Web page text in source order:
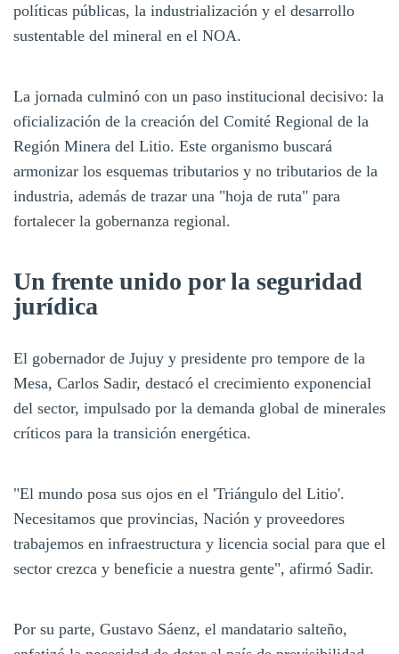
políticas públicas, la industrialización y el desarrollo
sustentable del mineral en el NOA.
La jornada culminó con un paso institucional decisivo: la
oficialización de la creación del Comité Regional de la
Región Minera del Litio. Este organismo buscará
armonizar los esquemas tributarios y no tributarios de la
industria, además de trazar una "hoja de ruta" para
fortalecer la gobernanza regional.
Un frente unido por la seguridad
jurídica
El gobernador de Jujuy y presidente pro tempore de la
Mesa, Carlos Sadir, destacó el crecimiento exponencial
del sector, impulsado por la demanda global de minerales
críticos para la transición energética.
"El mundo posa sus ojos en el 'Triángulo del Litio'.
Necesitamos que provincias, Nación y proveedores
trabajemos en infraestructura y licencia social para que el
sector crezca y beneficie a nuestra gente", afirmó Sadir.
Por su parte, Gustavo Sáenz, el mandatario salteño,